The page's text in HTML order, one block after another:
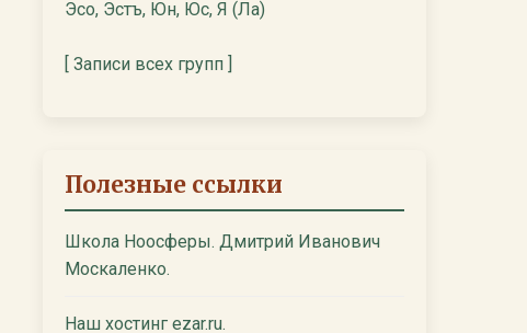
Эсо, Эстъ, Юн, Юс, Я (Ла)
[ Записи всех групп ]
Полезные ссылки
Школа Ноосферы. Дмитрий Иванович
Москаленко.
Наш хостинг ezar.ru.